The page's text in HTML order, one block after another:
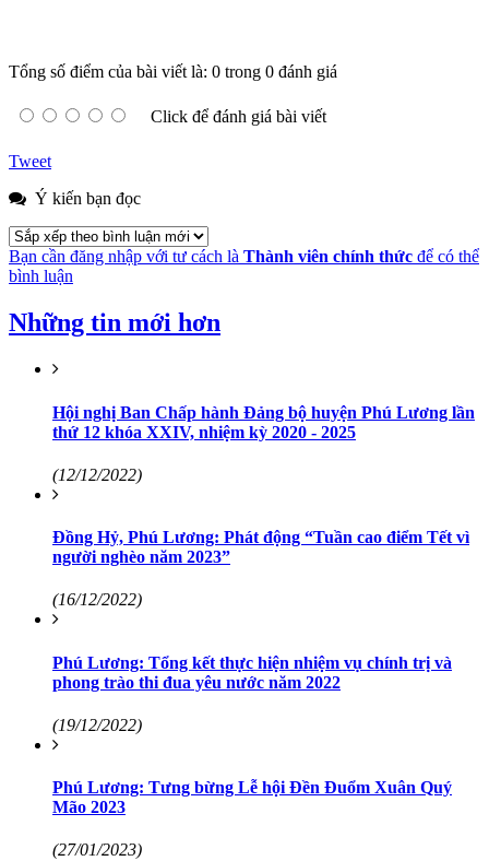
Tổng số điểm của bài viết là: 0 trong 0 đánh giá
Click để đánh giá bài viết
Tweet
Ý kiến bạn đọc
Bạn cần đăng nhập với tư cách là Thành viên chính thức để có thể
bình luận
Những tin mới hơn
Hội nghị Ban Chấp hành Đảng bộ huyện Phú Lương lần
thứ 12 khóa XXIV, nhiệm kỳ 2020 - 2025
(12/12/2022)
Đồng Hỷ, Phú Lương: Phát động “Tuần cao điểm Tết vì
người nghèo năm 2023”
(16/12/2022)
Phú Lương: Tổng kết thực hiện nhiệm vụ chính trị và
phong trào thi đua yêu nước năm 2022
(19/12/2022)
Phú Lương: Tưng bừng Lễ hội Đền Đuổm Xuân Quý
Mão 2023
(27/01/2023)